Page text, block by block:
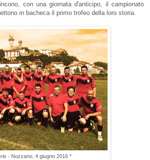
con una giornata d'anticipo, il campionato
in bacheca il primo trofeo della loro storia.
- Nozzano, 4 giugno 2016 *